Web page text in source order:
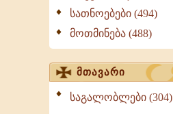
სათნოებები (494)
მოთმინება (488)
მთავარი
საგალობლები (304)